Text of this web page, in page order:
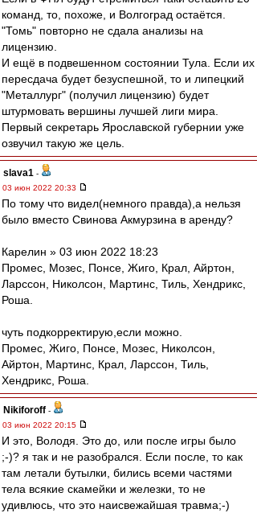
команд, то, похоже, и Волгоград остаётся.
"Томь" повторно не сдала анализы на
лицензию.
И ещё в подвешенном состоянии Тула. Если их
пересдача будет безуспешной, то и липецкий
"Металлург" (получил лицензию) будет
штурмовать вершины лучшей лиги мира.
Первый секретарь Ярославской губернии уже
озвучил такую же цель.
slava1 -
03 июн 2022 20:33
По тому что видел(немного правда),а нельзя
было вместо Свинова Акмурзина в аренду?
Карелин » 03 июн 2022 18:23
Промес, Мозес, Понсе, Жиго, Крал, Айртон,
Ларссон, Николсон, Мартинс, Тиль, Хендрикс,
Роша.
чуть подкорректирую,если можно.
Промес, Жигo, Понсе, Мозес, Николсон,
Айртон, Мартинс, Крал, Ларссон, Тиль,
Хендрикс, Роша.
Nikiforoff -
03 июн 2022 20:15
И это, Володя. Это до, или после игры было
;-)? я так и не разобрался. Если после, то как
там летали бутылки, бились всеми частями
тела всякие скамейки и железки, то не
удивлюсь, что это наисвежайшая травма;-)